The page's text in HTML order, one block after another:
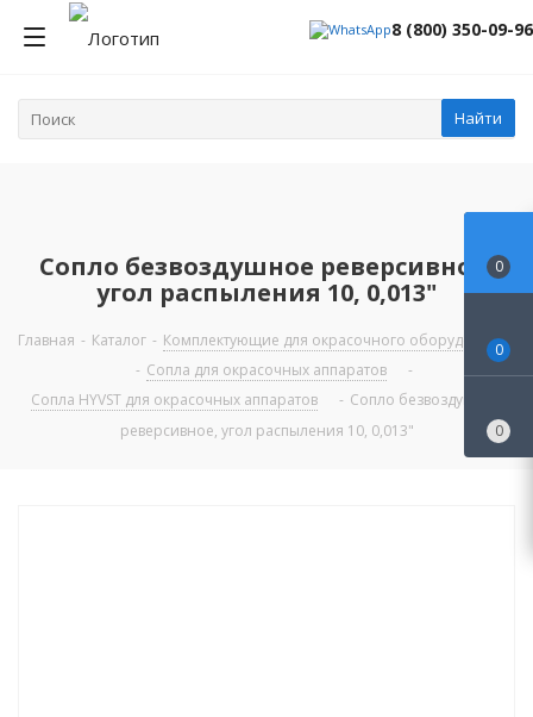
8 (800) 350-09-96
Найти
Сопло безвоздушное реверсивное,
угол распыления 10, 0,013"
Главная - Каталог - Комплектующие для окрасочного оборудования
- Сопла для окрасочных аппаратов
-
Сопла HYVST для окрасочных аппаратов
- Сопло безвоздушное
реверсивное, угол распыления 10, 0,013"
0
0
0